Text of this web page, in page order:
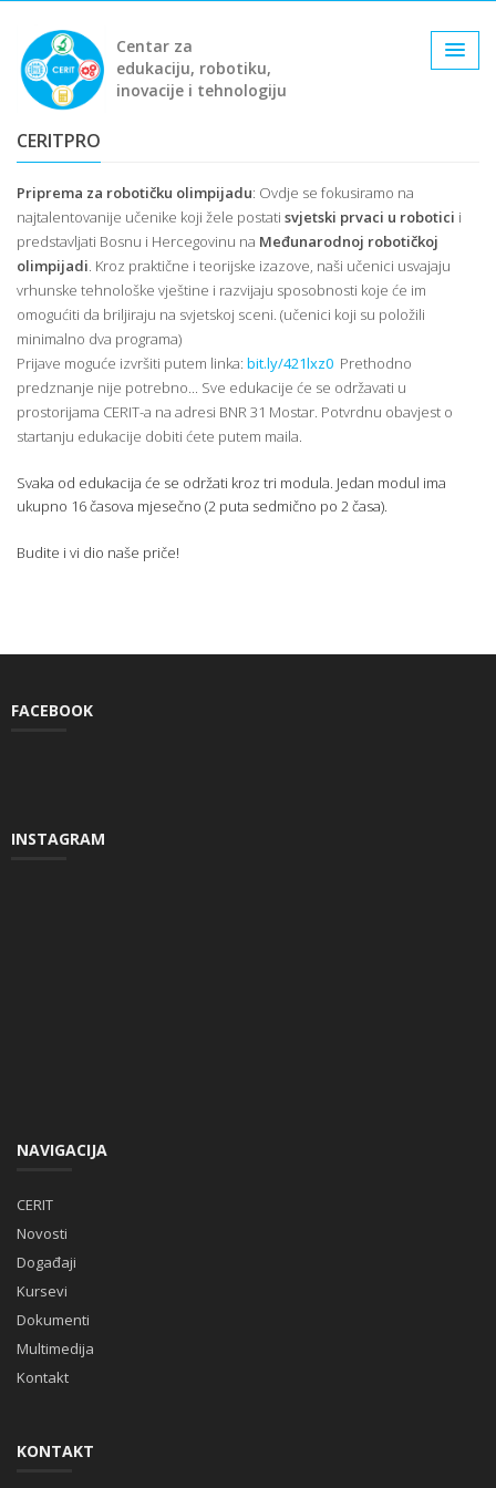
Centar za
edukaciju, robotiku,
inovacije i tehnologiju
CERITPRO
Priprema za robotičku olimpijadu: Ovdje se fokusiramo na
najtalentovanije učenike koji žele postati svjetski prvaci u robotici i
predstavljati Bosnu i Hercegovinu na Međunarodnoj robotičkoj
olimpijadi. Kroz praktične i teorijske izazove, naši učenici usvajaju
vrhunske tehnološke vještine i razvijaju sposobnosti koje će im
omogućiti da briljiraju na svjetskoj sceni. (učenici koji su položili
minimalno dva programa)
Prijave moguće izvršiti putem linka: bit.ly/421lxz0 Prethodno
predznanje nije potrebno... Sve edukacije će se održavati u
prostorijama CERIT-a na adresi BNR 31 Mostar. Potvrdnu obavjest o
startanju edukacije dobiti ćete putem maila.
Svaka od edukacija će se održati kroz tri modula. Jedan modul ima
ukupno 16 časova mjesečno (2 puta sedmično po 2 časa).
Budite i vi dio naše priče!
FACEBOOK
INSTAGRAM
NAVIGACIJA
CERIT
Novosti
Događaji
Kursevi
Dokumenti
Multimedija
Kontakt
KONTAKT